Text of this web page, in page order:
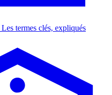
Les termes clés, expliqués